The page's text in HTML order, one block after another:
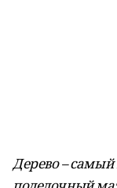
Дерево –